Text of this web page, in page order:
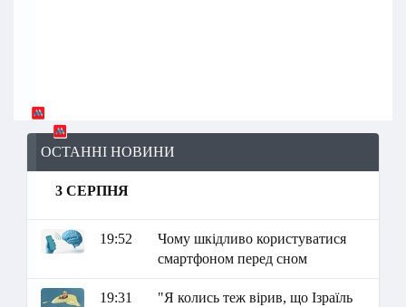
ОСТАННІ НОВИНИ
3 СЕРПНЯ
19:52
Чому шкідливо користуватися
смартфоном перед сном
19:31
"Я колись теж вірив, що Ізраїль